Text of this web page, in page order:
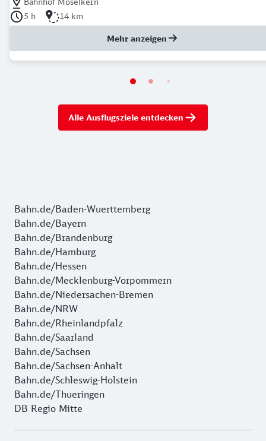
Dauer der Tour: 5 Stunden
5 h Länge der Tour: 14 Kilometer
14 km
Mehr anzeigen
Alle Ausflugsziele entdecken
Bahn.de/Baden-Wuerttemberg
Bahn.de/Bayern
Bahn.de/Brandenburg
Bahn.de/Hamburg
Bahn.de/Hessen
Bahn.de/Mecklenburg-Vorpommern
Bahn.de/Niedersachen-Bremen
Bahn.de/NRW
Bahn.de/Rheinlandpfalz
Bahn.de/Saarland
Bahn.de/Sachsen
Bahn.de/Sachsen-Anhalt
Bahn.de/Schleswig-Holstein
Bahn.de/Thueringen
DB Regio Mitte